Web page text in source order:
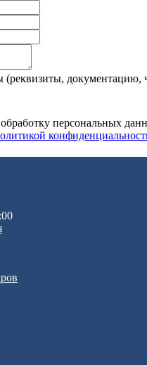
(реквизиты, документацию,
персональных